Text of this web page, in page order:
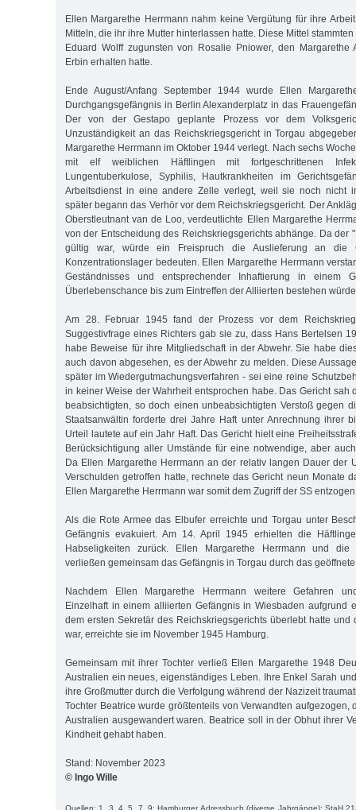
Ellen Margarethe Herrmann nahm keine Vergütung für ihre
Mitteln, die ihr ihre Mutter hinterlassen hatte. Diese Mittel
Eduard Wolff zugunsten von Rosalie Pniower, den Margarethe
Erbin erhalten hatte.
Ende August/Anfang September 1944 wurde Ellen
Durchgangsgefängnis in Berlin Alexanderplatz in das
Der von der Gestapo geplante Prozess vor dem
Unzuständigkeit an das Reichskriegsgericht in Torgau
Margarethe Herrmann im Oktober 1944 verlegt. Nach sechs
mit elf weiblichen Häftlingen mit fortgeschrittenen
Lungentuberkulose, Syphilis, Hautkrankheiten im
Arbeitsdienst in eine andere Zelle verlegt, weil sie noch nicht
später begann das Verhör vor dem Reichskriegsgericht. Der
Oberstleutnant van de Loo, verdeutlichte Ellen Margarethe
von der Entscheidung des Reichskriegsgerichts abhänge. Da der
gültig war, würde ein Freispruch die Auslieferung an die
Konzentrationslager bedeuten. Ellen Margarethe Herrmann
Geständnisses und entsprechender Inhaftierung in einem
Überlebenschance bis zum Eintreffen der Alliierten bestehen
Am 28. Februar 1945 fand der Prozess vor dem
Suggestivfrage eines Richters gab sie zu, dass Hans Bertelsen
habe Beweise für ihre Mitgliedschaft in der Abwehr. Sie habe
auch davon abgesehen, es der Abwehr zu melden. Diese
später im Wiedergutmachungsverfahren - sei eine reine
in keiner Weise der Wahrheit entsprochen habe. Das Gericht sah
beabsichtigten, so doch einen unbeabsichtigten Verstoß gegen
Staatsanwältin forderte drei Jahre Haft unter Anrechnung ihrer
Urteil lautete auf ein Jahr Haft. Das Gericht hielt eine
Berücksichtigung aller Umstände für eine notwendige, aber
Da Ellen Margarethe Herrmann an der relativ langen Dauer der
Verschulden getroffen hatte, rechnete das Gericht neun Monate
Ellen Margarethe Herrmann war somit dem Zugriff der SS
Als die Rote Armee das Elbufer erreichte und Torgau unter
Gefängnis evakuiert. Am 14. April 1945 erhielten die
Habseligkeiten zurück. Ellen Margarethe Herrmann und die
verließen gemeinsam das Gefängnis in Torgau durch das
Nachdem Ellen Margarethe Herrmann weitere Gefahren
Einzelhaft in einem alliierten Gefängnis in Wiesbaden aufgrund
dem ersten Sekretär des Reichskriegsgerichts überlebt hatte und
war, erreichte sie im November 1945 Hamburg.
Gemeinsam mit ihrer Tochter verließ Ellen Margarethe 1948
Australien ein neues, eigenständiges Leben. Ihre Enkel Sarah
ihre Großmutter durch die Verfolgung während der Nazizeit
Tochter Beatrice wurde größtenteils von Verwandten aufgezogen,
Australien ausgewandert waren. Beatrice soll in der Obhut ihrer
Kindheit gehabt haben.
Stand: November 2023
© Ingo Wille
Quellen: 1, 3, 4, 5, 7, 9; Hamburger Adressbuch (diverse Jahrgänge); StaH